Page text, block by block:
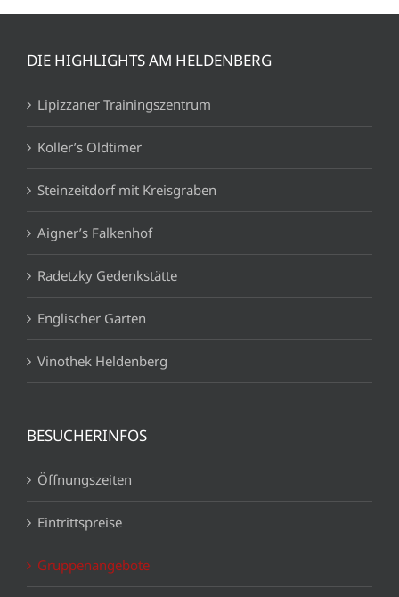
DIE HIGHLIGHTS AM HELDENBERG
Lipizzaner Trainingszentrum
Koller’s Oldtimer
Steinzeitdorf mit Kreisgraben
Aigner’s Falkenhof
Radetzky Gedenkstätte
Englischer Garten
Vinothek Heldenberg
BESUCHERINFOS
Öffnungszeiten
Eintrittspreise
Gruppenangebote